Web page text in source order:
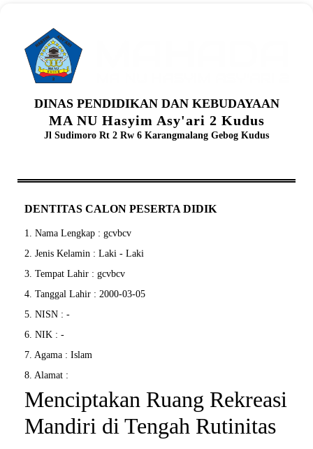
DINAS PENDIDIKAN DAN KEBUDAYAAN
MA NU Hasyim Asy'ari 2 Kudus
Jl Sudimoro Rt 2 Rw 6 Karangmalang Gebog Kudus
DENTITAS CALON PESERTA DIDIK
1. Nama Lengkap : gcvbcv
2. Jenis Kelamin : Laki - Laki
3. Tempat Lahir : gcvbcv
4. Tanggal Lahir : 2000-03-05
5. NISN : -
6. NIK : -
7. Agama : Islam
8. Alamat :
Menciptakan Ruang Rekreasi
Mandiri di Tengah Rutinitas